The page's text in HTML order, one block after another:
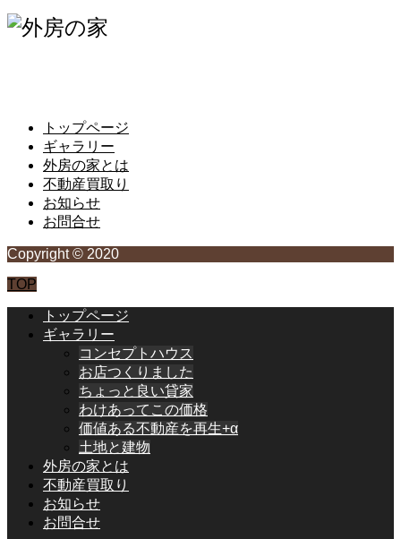
トップページ
ギャラリー
外房の家とは
不動産買取り
お知らせ
お問合せ
Copyright © 2020
TOP
トップページ
ギャラリー
コンセプトハウス
お店つくりました
ちょっと良い貸家
わけあってこの価格
価値ある不動産を再生+α
土地と建物
外房の家とは
不動産買取り
お知らせ
お問合せ